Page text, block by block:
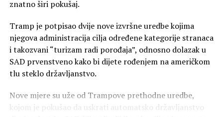
znatno širi pokušaj.
Tramp je potpisao dvije nove izvršne uredbe kojima
njegova administracija cilja određene kategorije stranaca
i takozvani “turizam radi porođaja”, odnosno dolazak u
SAD prvenstveno kako bi dijete rođenjem na američkom
tlu steklo državljanstvo.
Nove mjere su uže od Trampove prethodne uredbe,
kojom je pokušao da uskrati automatsko državljanstvo